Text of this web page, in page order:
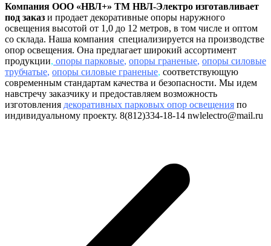
Компания ООО «НВЛ+» ТМ НВЛ-Электро изготавливает
под заказ и продает декоративные опоры наружного
освещения высотой от 1,0 до 12 метров, в том числе и оптом
со склада. Наша компания специализируется на производстве
опор освещения. Она предлагает широкий ассортимент
продукции, опоры парковые, опоры граненые, опоры силовые
трубчатые, опоры силовые граненые, соответствующую
современным стандартам качества и безопасности. Мы идем
навстречу заказчику и предоставляем возможность
изготовления декоративных парковых опор освещения по
индивидуальному проекту. 8(812)334-18-14 nwlelectro@mail.ru